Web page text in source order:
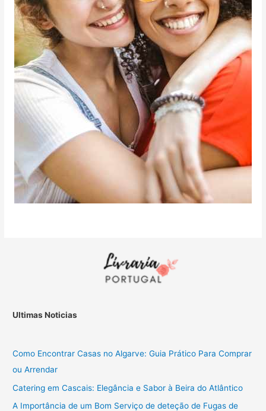
Ultimas Noticias
Como Encontrar Casas no Algarve: Guia Prático Para Comprar
ou Arrendar
Catering em Cascais: Elegância e Sabor à Beira do Atlântico
A Importância de um Bom Serviço de deteção de Fugas de